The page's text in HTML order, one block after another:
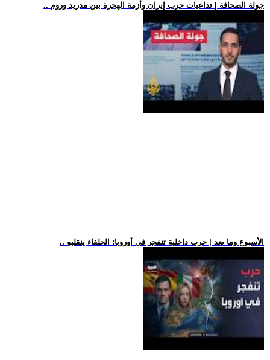
.. جولة الصحافة | تداعيات حرب إيران وأزمة الهجرة بين مدريد وروم
.. الأسبوع وما بعد | حرب داخلية تنفجر في أوروبا: الحلفاء ينقلبو